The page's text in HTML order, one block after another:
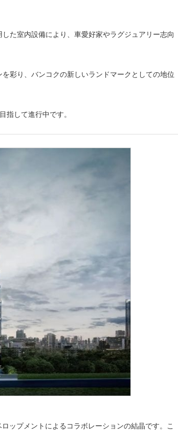
た室内設備により、車愛好家やラグジュアリー志向
彩り、バンコクの新しいランドマークとしての地位
指して進行中です。
ップメントによるコラボレーションの結晶です。こ